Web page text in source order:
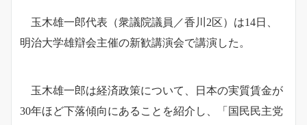
玉木雄一郎代表（衆議院議員／香川2区）は14日、
明治大学雄辯会主催の新歓講演会で講演した。
玉木雄一郎は経済政策について、日本の実質賃金が
30年ほど下落傾向にあることを紹介し、「国民民主党